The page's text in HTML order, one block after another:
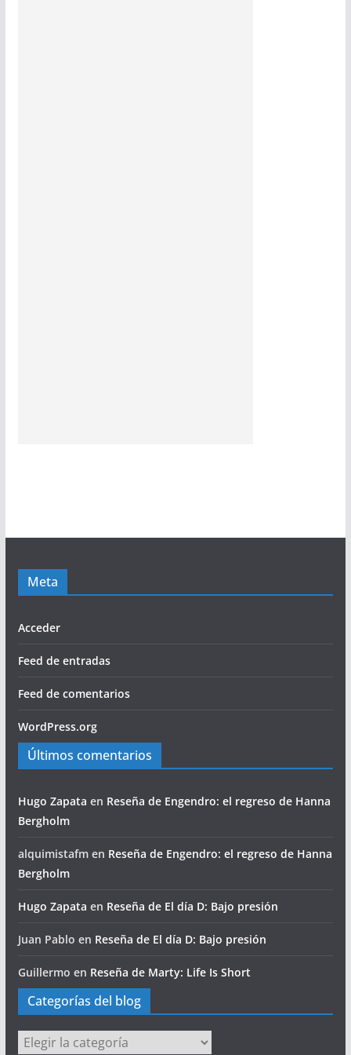
Meta
Acceder
Feed de entradas
Feed de comentarios
WordPress.org
Últimos comentarios
Hugo Zapata en Reseña de Engendro: el regreso de Hanna
Bergholm
alquimistafmen Reseña de Engendro: el regreso de Hanna
Bergholm
Hugo Zapata en Reseña de El día D: Bajo presión
Juan Pablo en Reseña de El día D: Bajo presión
Guillermo en Reseña de Marty: Life Is Short
Categorías del blog
Categorías